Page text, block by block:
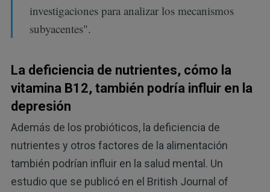
investigaciones para analizar los mecanismos
subyacentes".
La deficiencia de nutrientes, cómo la
vitamina B12, también podría influir en la
depresión
Además de los probióticos, la deficiencia de
nutrientes y otros factores de la alimentación
también podrían influir en la salud mental. Un
estudio que se publicó en el British Journal of